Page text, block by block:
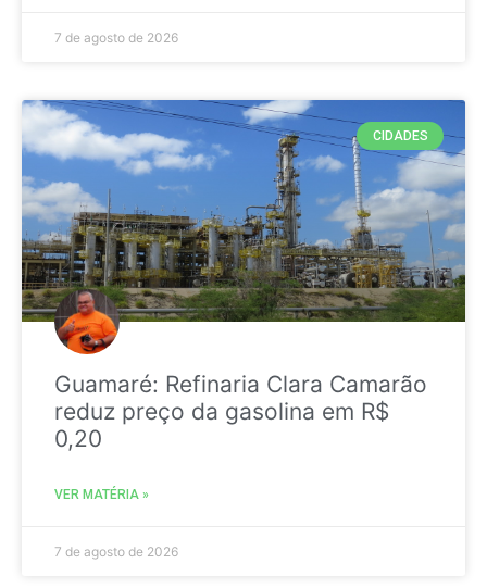
7 de agosto de 2026
CIDADES
Guamaré: Refinaria Clara Camarão
reduz preço da gasolina em R$
0,20
VER MATÉRIA »
7 de agosto de 2026